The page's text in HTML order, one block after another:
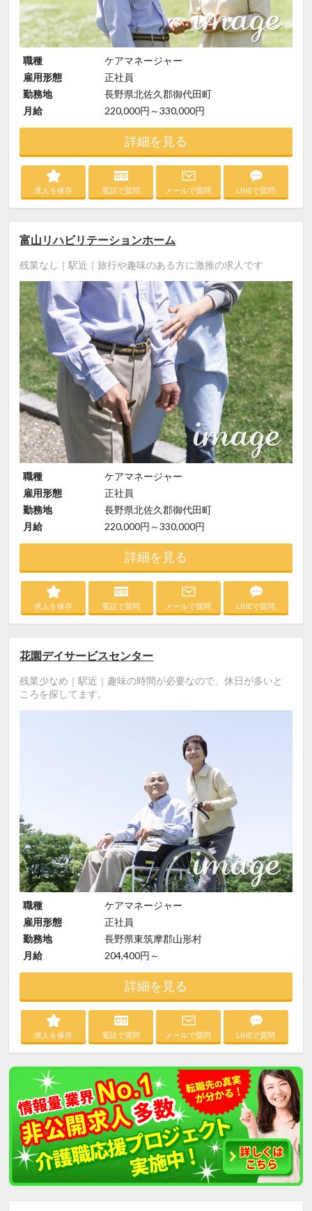
職種
ケアマネージャー
雇用形態
正社員
勤務地
長野県北佐久郡御代田町
月給
220,000円～330,000円
詳細を見る
求人を保存 電話で質問 メールで質問 LINEで質問
富山リハビリテーションホーム
残業なし｜駅近｜旅行や趣味のある方に激推の求人です
職種
ケアマネージャー
雇用形態
正社員
勤務地
長野県北佐久郡御代田町
月給
220,000円～330,000円
詳細を見る
求人を保存 電話で質問 メールで質問 LINEで質問
花園デイサービスセンター
残業少なめ｜駅近｜趣味の時間が必要なので、休日が多いと
ころを探してます。
職種
ケアマネージャー
雇用形態
正社員
勤務地
長野県東筑摩郡山形村
月給
204,400円～
詳細を見る
求人を保存 電話で質問 メールで質問 LINEで質問